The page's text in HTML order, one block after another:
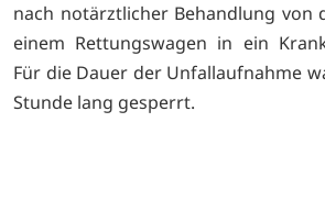
nach notärztlicher Behandlung von
einem Rettungswagen in ein
Für die Dauer der Unfallaufnahme
Stunde lang gesperrt.